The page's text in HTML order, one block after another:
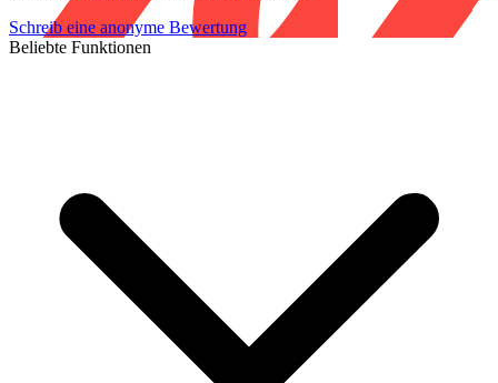
Schreib eine anonyme Bewertung
Beliebte Funktionen